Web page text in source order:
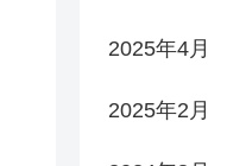
2025年4月
2025年2月